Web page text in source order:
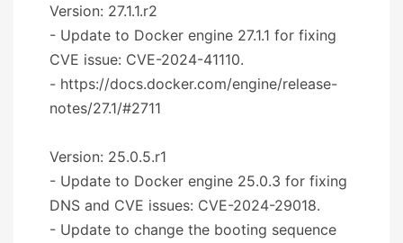
Version: 27.1.1.r2
- Update to Docker engine 27.1.1 for fixing
CVE issue: CVE-2024-41110.
- https://docs.docker.com/engine/release-
notes/27.1/#2711
Version: 25.0.5.r1
- Update to Docker engine 25.0.3 for fixing
DNS and CVE issues: CVE-2024-29018.
- Update to change the booting sequence